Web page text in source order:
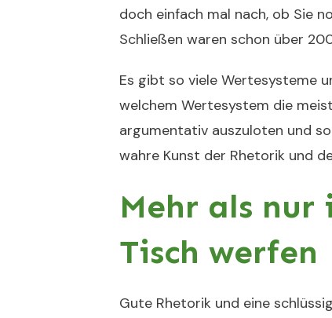
doch einfach mal nach, ob Sie
Schließen waren schon über
Es gibt so viele Wertesysteme
welchem Wertesystem die
argumentativ auszuloten und
wahre Kunst der Rhetorik und
Mehr als
Tisch werfen
Gute Rhetorik und eine